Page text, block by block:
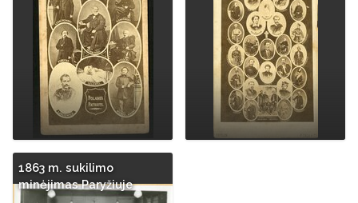
1863 m. sukilimo
minėjimas Paryžiuje